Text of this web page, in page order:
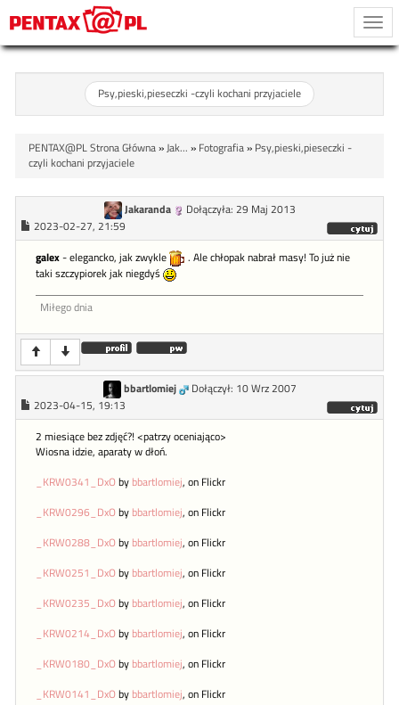
Psy,pieski,pieseczki -czyli kochani przyjaciele
PENTAX@PL Strona Główna»Jak... » Fotografia» Psy,pieski,pieseczki -
czyli kochani przyjaciele
Jakaranda
Dołączyła: 29 Maj 2013
2023-02-27, 21:59
galex- elegancko, jak zwykle
. Ale chłopak nabrał masy! To już nie
taki szczypiorek jak niegdyś
Miłego dnia
bbartlomiej
Dołączył: 10 Wrz 2007
2023-04-15, 19:13
2 miesiące bez zdjęć?! <patrzy oceniająco>
Wiosna idzie, aparaty w dłoń.
_KRW0341_DxOby bbartlomiej, on Flickr
_KRW0296_DxOby bbartlomiej, on Flickr
_KRW0288_DxOby bbartlomiej, on Flickr
_KRW0251_DxOby bbartlomiej, on Flickr
_KRW0235_DxOby bbartlomiej, on Flickr
_KRW0214_DxOby bbartlomiej, on Flickr
_KRW0180_DxOby bbartlomiej, on Flickr
_KRW0141_DxOby bbartlomiej, on Flickr